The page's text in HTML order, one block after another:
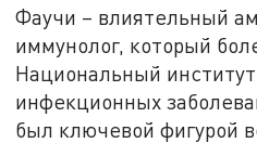
Фаучи – влиятельный
иммунолог, который
Национальный
инфекционных
был ключевой фигурой